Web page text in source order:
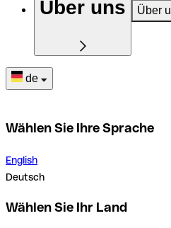
Über uns Über
de
Wählen Sie Ihre Sprache
English
Deutsch
Wählen Sie Ihr Land